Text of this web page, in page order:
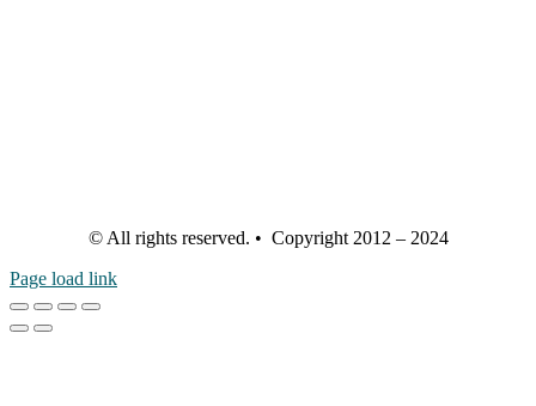
© All rights reserved. • Copyright 2012 – 2024
Page load link